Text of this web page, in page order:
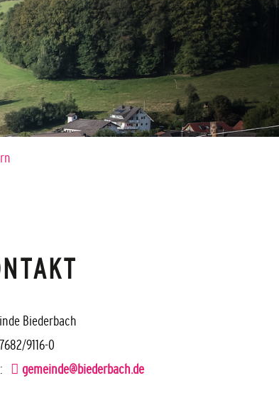
Biederbach
9116-0
gemeinde@biederbach.de